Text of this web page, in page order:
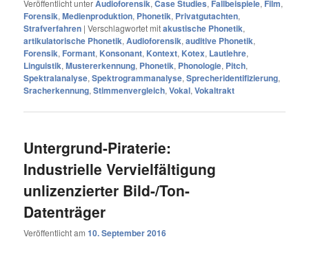
Veröffentlicht unterAudioforensik,Case Studies, Fallbeispiele, Film,
Forensik,Medienproduktion, Phonetik, Privatgutachten,
Strafverfahren |Verschlagwortet mitakustische Phonetik,
artikulatorische Phonetik,Audioforensik,auditive Phonetik,
Forensik, Formant, Konsonant, Kontext, Kotex, Lautlehre,
Linguistik,Mustererkennung, Phonetik, Phonologie, Pitch,
Spektralanalyse,Spektrogrammanalyse,Sprecheridentifizierung,
Sracherkennung,Stimmenvergleich,Vokal,Vokaltrakt
Untergrund-Piraterie:
Industrielle Vervielfältigung
unlizenzierter Bild-/Ton-
Datenträger
Veröffentlicht am10. September 2016